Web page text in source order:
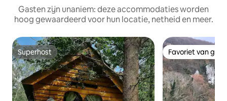
Gasten zijn unaniem: deze accommodaties worden
hoog gewaardeerd voor hun locatie, netheid en meer.
Superhost
Superhost Favoriet van
Favoriet van